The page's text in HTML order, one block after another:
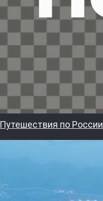
Путешествия по России